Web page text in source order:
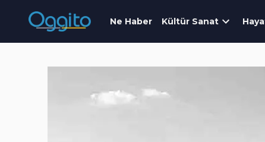
Ne Haber Kültür Sanat